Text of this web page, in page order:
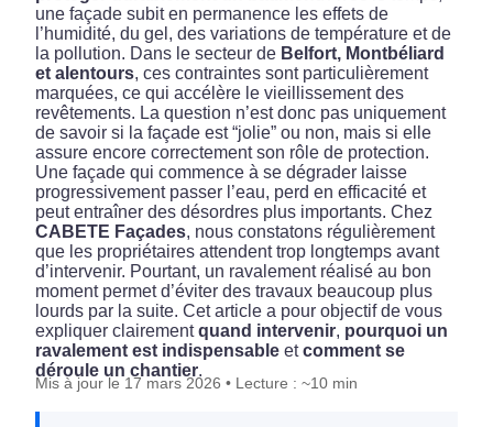
une façade subit en permanence les effets de
l’humidité, du gel, des variations de température et de
la pollution. Dans le secteur de Belfort, Montbéliard
et alentours, ces contraintes sont particulièrement
marquées, ce qui accélère le vieillissement des
revêtements. La question n’est donc pas uniquement
de savoir si la façade est “jolie” ou non, mais si elle
assure encore correctement son rôle de protection.
Une façade qui commence à se dégrader laisse
progressivement passer l’eau, perd en efficacité et
peut entraîner des désordres plus importants. Chez
CABETE Façades, nous constatons régulièrement
que les propriétaires attendent trop longtemps avant
d’intervenir. Pourtant, un ravalement réalisé au bon
moment permet d’éviter des travaux beaucoup plus
lourds par la suite. Cet article a pour objectif de vous
expliquer clairementquand intervenir, pourquoi un
ravalement est indispensable etcomment se
déroule un chantier.
Mis à jour le 17 mars 2026 • Lecture : ~10 min